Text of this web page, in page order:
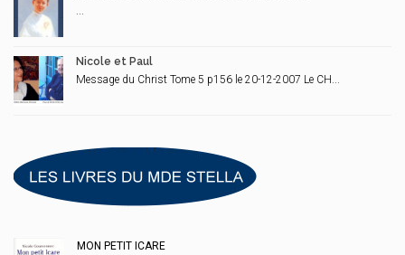
Nicole et Paul
Message du Christ Tome 5 p156 le 20-12-2007 Le CH...
MON PETIT ICARE